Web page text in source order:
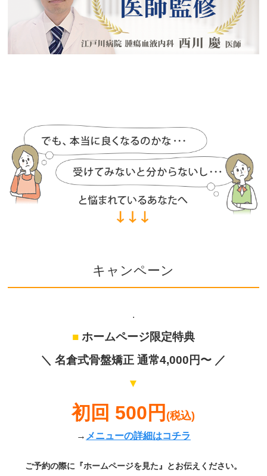
キャンペーン
.
■ホームページ限定特典
＼名倉式骨盤矯正 通常4,000円〜 ／
▼
初回 500円(税込)
→ メニューの詳細はコチラ
ご予約の際に『ホームページを見た』とお伝えください。